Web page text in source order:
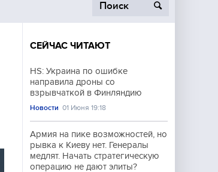
СЕЙЧАС ЧИТАЮТ
HS: Украина по ошибке
направила дроны со
взрывчаткой в Финляндию
Новости 01 Июня 19:18
Армия на пике возможностей, но
рывка к Киеву нет. Генералы
медлят. Начать стратегическую
операцию не дают элиты?